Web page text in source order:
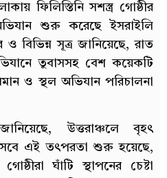
ফিলিস্তিনি সশস্ত্র গোষ্ঠীর
শুরু করেছে ইসরাইলি
ও বিভিন্ন সূত্র জানিয়েছে, রাত
তুবাসসহ বেশ কয়েকটি
ও স্থল অভিযান পরিচালনা
উত্তরাঞ্চলে বৃহৎ
এই তৎপরতা শুরু হয়েছে,
ঘাঁটি স্থাপনের চেষ্টা